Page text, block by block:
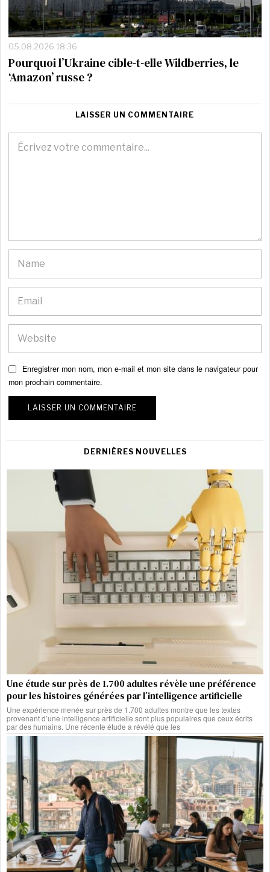
05.08.2026 18:36
Pourquoi l’Ukraine cible-t-elle Wildberries, le
‘Amazon’ russe ?
LAISSER UN COMMENTAIRE
Enregistrer mon nom, mon e-mail et mon site dans le navigateur pour
mon prochain commentaire.
DERNIÈRES NOUVELLES
Une étude sur près de 1.700 adultes révèle une préférence
pour les histoires générées par l’intelligence artificielle
Une expérience menée sur près de 1.700 adultes montre que les textes
provenant d’une intelligence artificielle sont plus populaires que ceux écrits
par des humains. Une récente étude a révélé que les